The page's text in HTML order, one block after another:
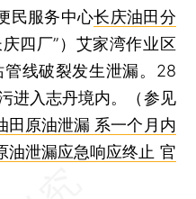
民服务中心长庆油田分
庆四厂”）艾家湾作业区
线破裂发生泄漏。28
进入志丹境内。（参见
田原油泄漏 系一个月内
油泄漏应急响应终止 官